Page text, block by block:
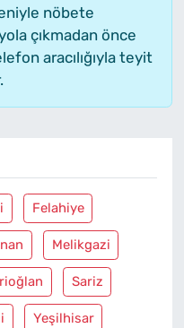
nöbete
çıkmadan önce
aracılığıyla teyit
Felahiye
Melikgazi
Sariz
Yeşilhisar